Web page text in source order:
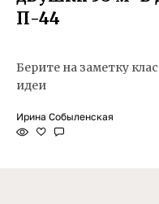
П-44
Берите на заметку
идеи
Ирина Собыленская